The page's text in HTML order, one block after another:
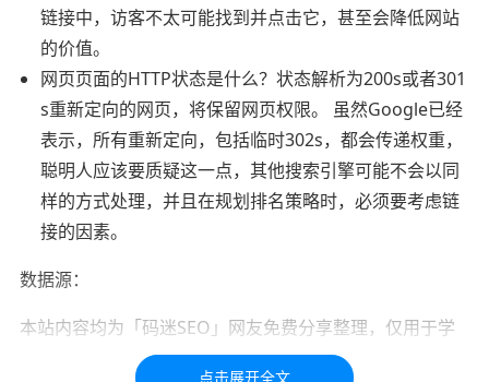
链接中，访客不太可能找到并点击它，甚至会降低网站
的价值。
网页页面的HTTP状态是什么？状态解析为200s或者301
s重新定向的网页，将保留网页权限。 虽然Google已经
表示，所有重新定向，包括临时302s，都会传递权重，
聪明人应该要质疑这一点，其他搜索引擎可能不会以同
样的方式处理，并且在规划排名策略时，必须要考虑链
接的因素。
数据源：
本站内容均为「码迷SEO」网友免费分享整理，仅用于学
习交流，如有疑问，请联系我们48小时处理！！！！